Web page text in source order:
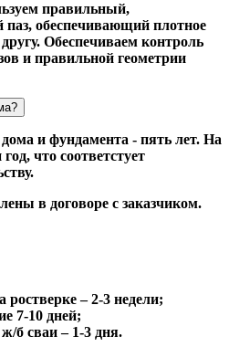
правильный,
обеспечивающий плотное
Обеспечиваем контроль
и правильной геометрии
и фундамента - пять лет. На
что соответстует
в договоре с заказчиком.
– 2-3 недели;
7-10 дней;
б сваи – 1-3 дня.